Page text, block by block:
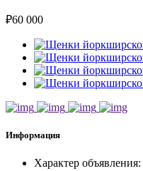
₽60 000
Информация
Характер объявления: